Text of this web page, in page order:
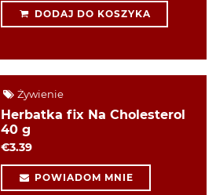
DODAJ DO KOSZYKA
Żywienie
Herbatka fix Na Cholesterol
40 g
€3.39
POWIADOM MNIE